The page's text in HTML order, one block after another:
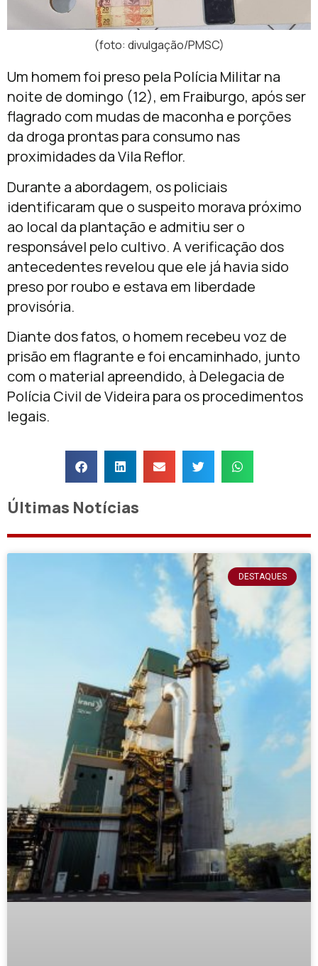
(foto: divulgação/PMSC)
Um homem foi preso pela Polícia Militar na
noite de domingo (12), em Fraiburgo, após ser
flagrado com mudas de maconha e porções
da droga prontas para consumo nas
proximidades da Vila Reflor.
Durante a abordagem, os policiais
identificaram que o suspeito morava próximo
ao local da plantação e admitiu ser o
responsável pelo cultivo. A verificação dos
antecedentes revelou que ele já havia sido
preso por roubo e estava em liberdade
provisória.
Diante dos fatos, o homem recebeu voz de
prisão em flagrante e foi encaminhado, junto
com o material apreendido, à Delegacia de
Polícia Civil de Videira para os procedimentos
legais.
Últimas Notícias
DESTAQUES